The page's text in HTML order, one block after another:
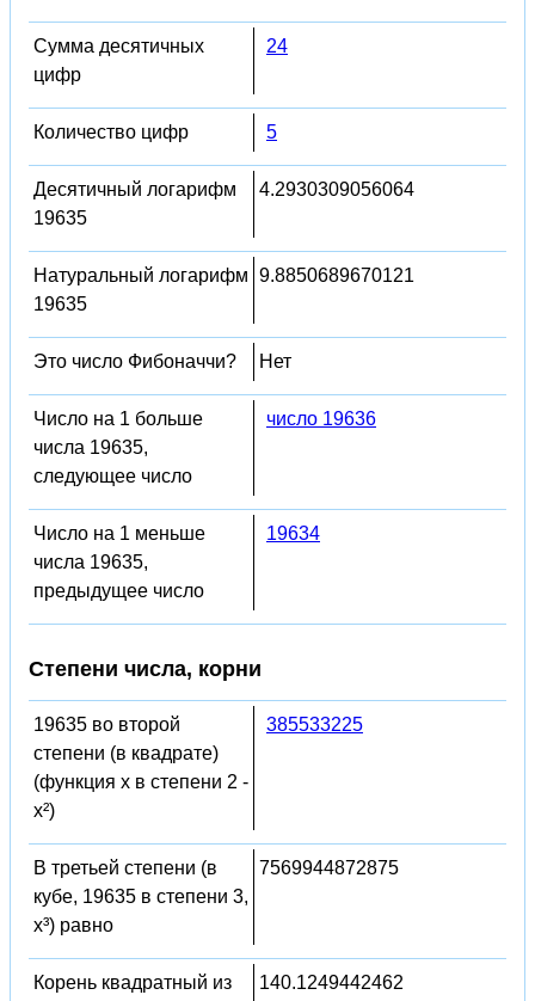
Сумма десятичных
цифр
24
Количество цифр 5
Десятичный логарифм
19635
4.2930309056064
Натуральный логарифм
19635
9.8850689670121
Это число Фибоначчи? Нет
Число на 1 больше
числа 19635,
следующее число
число 19636
Число на 1 меньше
числа 19635,
предыдущее число
19634
Степени числа, корни
19635 во второй
степени (в квадрате)
(функция x в степени 2 -
x²)
385533225
В третьей степени (в
кубе, 19635 в степени 3,
x³) равно
7569944872875
Корень квадратный из
140.1249442462